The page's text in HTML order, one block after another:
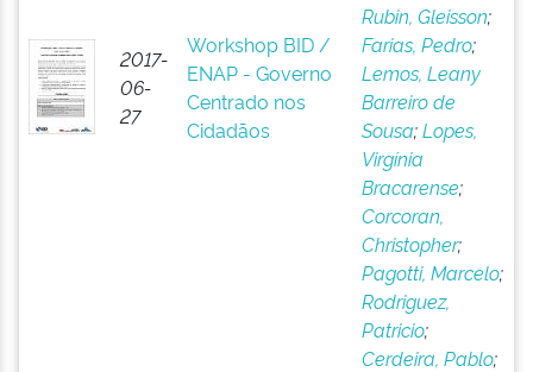
2017-
06-
27
Workshop BID /
ENAP - Governo
Centrado nos
Cidadãos
Rubin, Gleisson;
Farias, Pedro;
Lemos, Leany
Barreiro de
Sousa;Lopes,
Virgínia
Bracarense;
Corcoran,
Christopher;
Pagotti, Marcelo;
Rodriguez,
Patricio;
Cerdeira, Pablo;